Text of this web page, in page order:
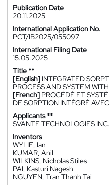
Publication Date
20.11.2025
International Application No.
PCT/IB2025/055097
International Filing Date
15.05.2025
Title **
[English] INTEGRATED
PROCESS AND SYSTEM
[French] PROCÉDÉ ET
DE SORPTION INTÉGRÉ
Applicants **
SVANTE TECHNOLOGIES INC.
Inventors
WYLIE, Ian
KUMAR, Anil
WILKINS, Nicholas Stiles
PAI, Kasturi Nagesh
NGUYEN, Tran Thanh Tai